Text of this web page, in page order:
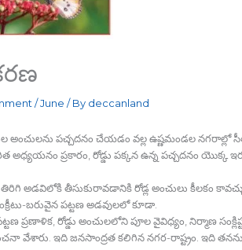
/June / By deccanland
అంచులను పచ్చదనం చేయడం వల్ల ఉష్ణమండల నగరాల్లో
అధ్యయనం ప్రకారం, రోడ్డు పక్కన ఉన్న పచ్చదనం యొక్క
అడవిలోకి తీసుకురావడానికి రోడ్ల అంచులు కీలకం
బరువైన పట్టణ అడవులలో కూడా.
పట్టణ ప్రణాళిక, రోడ్డు అంచులలోని పూల వైవిధ్యం, నిర్మాణ
వేశారు. ఇది జనసాంద్రత కలిగిన నగర-రాష్ట్రం. ఇది తనను